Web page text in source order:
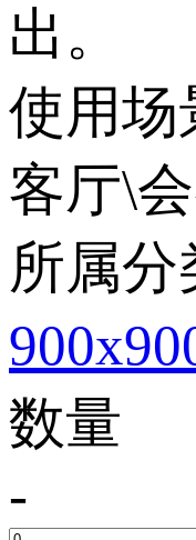
出。
使用场
客厅\
所属分
数量
-